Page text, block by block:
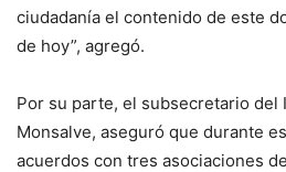
ciudadanía el contenido de este
de hoy”, agregó.
Por su parte, el subsecretario del
Monsalve, aseguró que durante
acuerdos con tres asociaciones